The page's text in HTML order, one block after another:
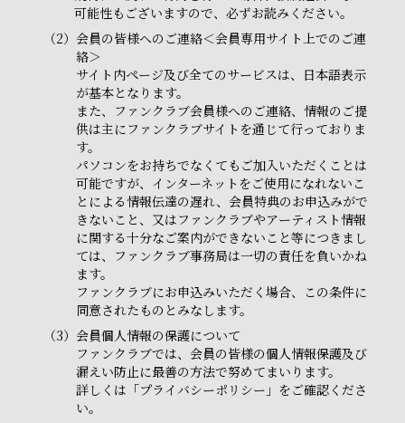
可能性もございますので、必ずお読みください。
（2） 会員の皆様へのご連絡＜会員専用サイト上でのご連
絡＞
サイト内ページ及び全てのサービスは、日本語表示
が基本となります。
また、ファンクラブ会員様へのご連絡、情報のご提
供は主にファンクラブサイトを通じて行っておりま
す。
パソコンをお持ちでなくてもご加入いただくことは
可能ですが、インターネットをご使用になれないこ
とによる情報伝達の遅れ、会員特典のお申込みがで
きないこと、又はファンクラブやアーティスト情報
に関する十分なご案内ができないこと等につきまし
ては、ファンクラブ事務局は一切の責任を負いかね
ます。
ファンクラブにお申込みいただく場合、この条件に
同意されたものとみなします。
（3） 会員個人情報の保護について
ファンクラブでは、会員の皆様の個人情報保護及び
漏えい防止に最善の方法で努めてまいります。
詳しくは「プライバシーポリシー」をご確認くださ
い。